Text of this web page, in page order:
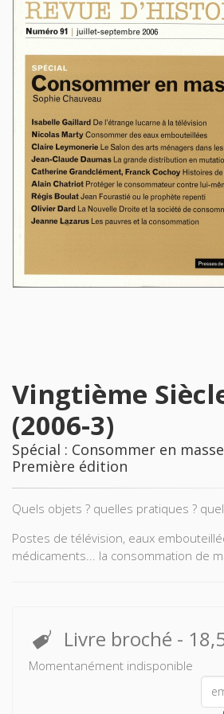
Vingtième
(2006-3)
Spécial : Consommer en masse
Première édition
Quels objets ? quelles pratiques ?
Postes de télévision, eaux
médicaments... la consommation de
de consommation.
moitié du 20e siècle ? La
de lieux privilégiés : le Salon des arts
années 1950 ; la grande surface,
Livre broché -
Momentanément indisponible